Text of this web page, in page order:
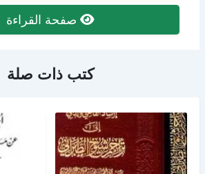
صفحة القراءة
كتب ذات صلة